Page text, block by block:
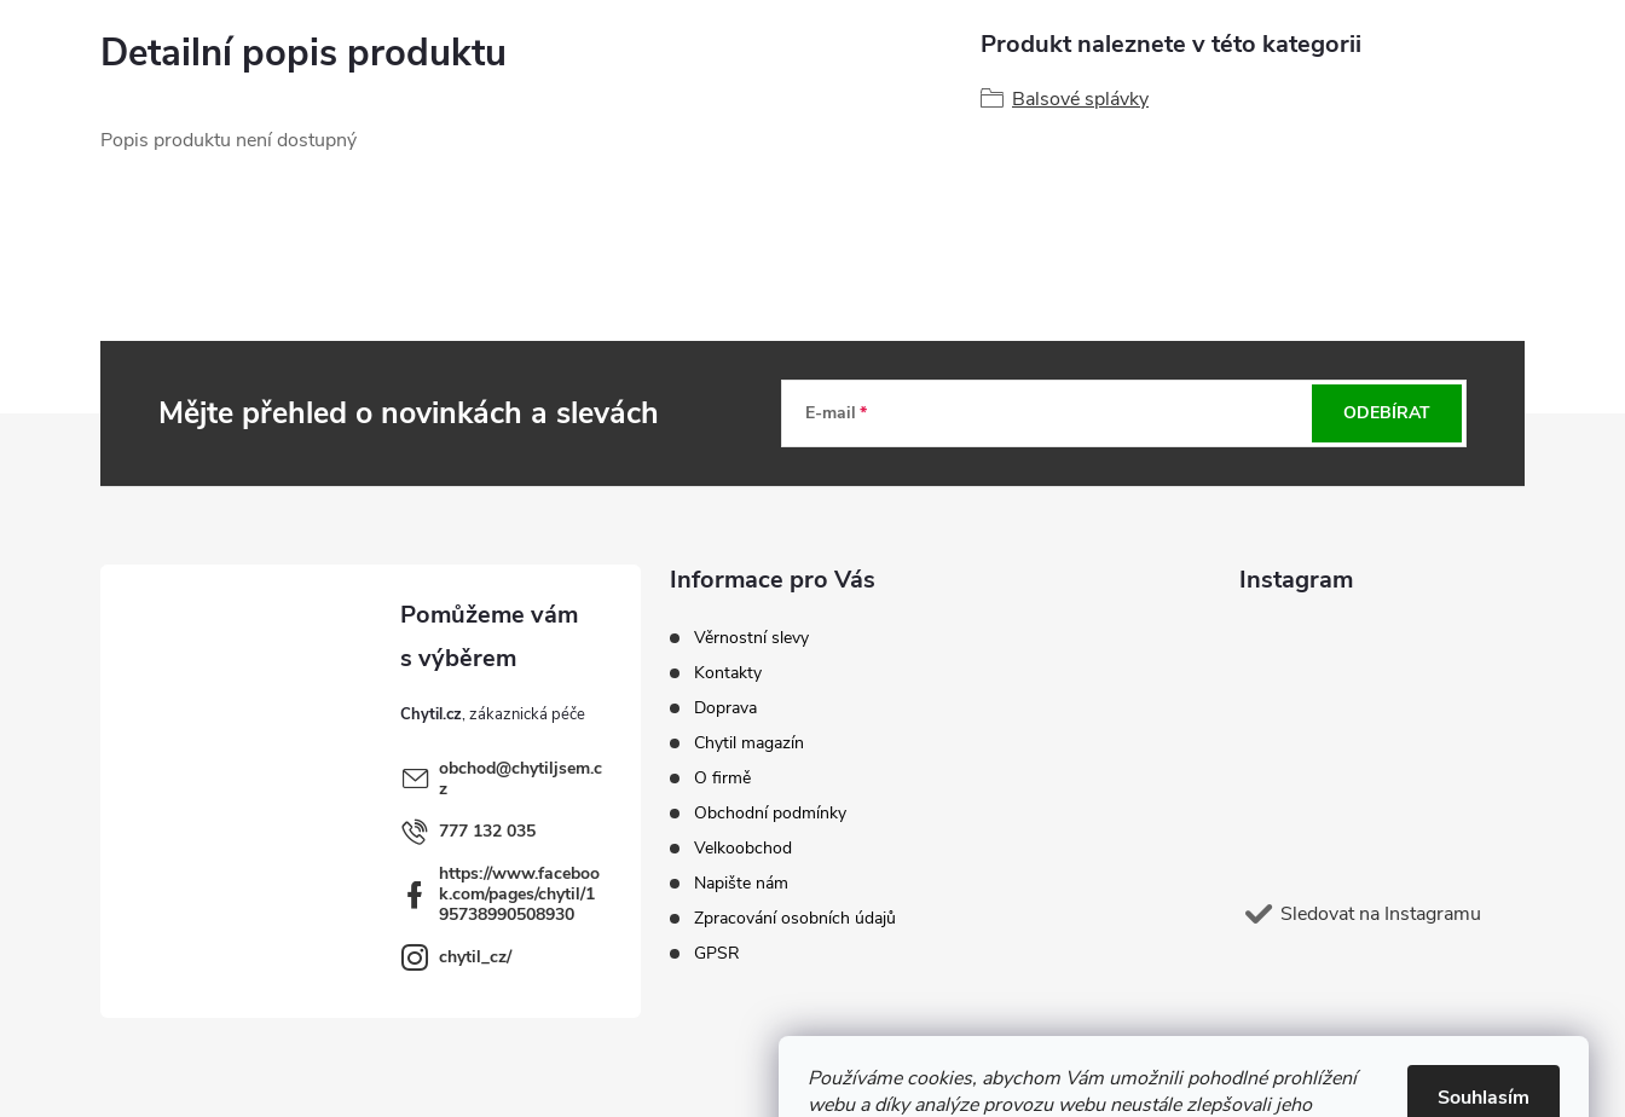
Používáme cookies, abychom Vám umožnili pohodlné prohlížení
webu a díky analýze provozu webu neustále zlepšovali jeho
Souhlasím
Detailní popis produktu
Popis produktu není dostupný
Produkt naleznete v této kategorii
Balsové splávky
Mějte přehled o novinkách a slevách E-mail ODEBÍRAT
Chytil.cz
obchod@chytiljsem.c
z
777 132 035
https://www.faceboo
k.com/pages/chytil/1
95738990508930
chytil_cz/
Informace pro Vás
Věrnostní slevy
Kontakty
Doprava
Chytil magazín
O firmě
Obchodní podmínky
Velkoobchod
Napište nám
Zpracování osobních údajů
GPSR
Instagram
Sledovat na Instagramu